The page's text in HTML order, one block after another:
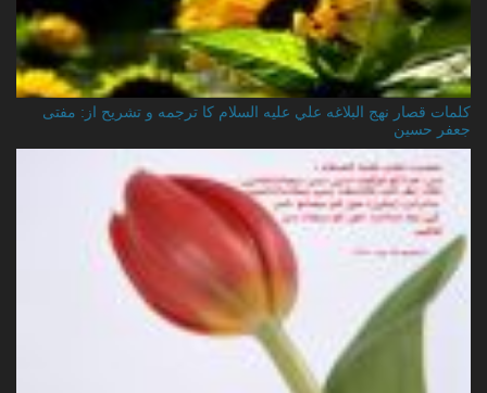
کلمات قصار نهج البلاغه علي عليه السلام کا ترجمه و تشریح از: مفتی
جعفر حسین